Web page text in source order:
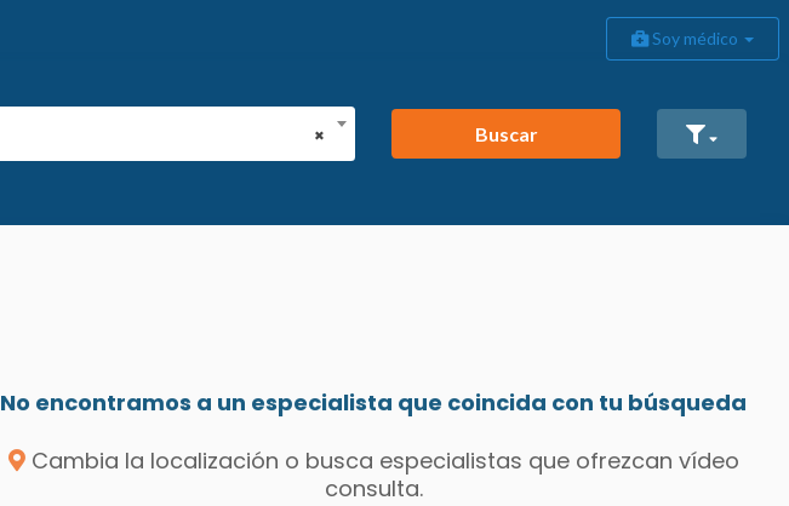
Soy médico
×
Buscar
No encontramos a un especialista que coincida con tu búsqueda
Cambia la localización o busca especialistas que ofrezcan vídeo
consulta.